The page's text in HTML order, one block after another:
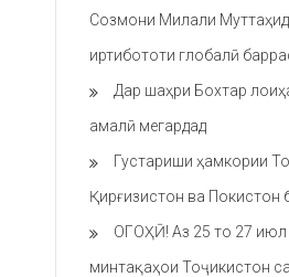
Созмони Милали Муттаҳид
иртибототи глобалӣ
Дар шаҳри Бохтар
амалӣ мегардад
Густариши ҳамкории
Қирғизистон ва Покистон
ОГОҲӢ! Аз 25 то 27 июл
минтақаҳои Тоҷикистон